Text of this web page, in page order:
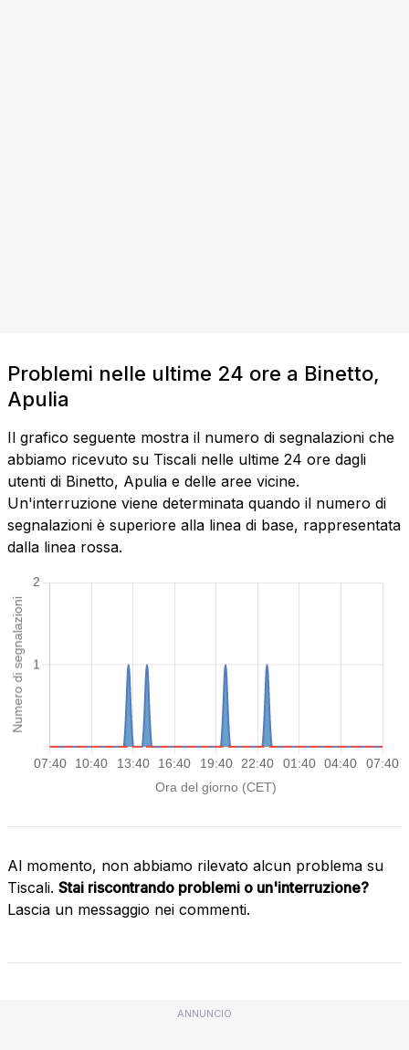
Problemi nelle ultime 24 ore a Binetto,
Apulia
Il grafico seguente mostra il numero di segnalazioni che
abbiamo ricevuto su Tiscali nelle ultime 24 ore dagli
utenti di Binetto, Apulia e delle aree vicine.
Un'interruzione viene determinata quando il numero di
segnalazioni è superiore alla linea di base, rappresentata
dalla linea rossa.
Al momento, non abbiamo rilevato alcun problema su
Tiscali. Stai riscontrando problemi o un'interruzione?
Lascia un messaggio nei commenti.
ANNUNCIO